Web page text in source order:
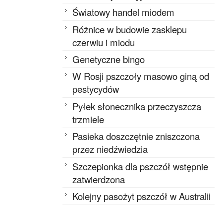
Światowy handel miodem
Różnice w budowie zasklepu
czerwiu i miodu
Genetyczne bingo
W Rosji pszczoły masowo giną od
pestycydów
Pyłek słonecznika przeczyszcza
trzmiele
Pasieka doszczętnie zniszczona
przez niedźwiedzia
Szczepionka dla pszczół wstępnie
zatwierdzona
Kolejny pasożyt pszczół w Australii